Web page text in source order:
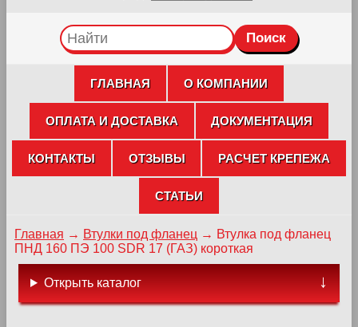
ГЛАВНАЯ О КОМПАНИИ
ОПЛАТА И ДОСТАВКА ДОКУМЕНТАЦИЯ
КОНТАКТЫ ОТЗЫВЫ РАСЧЕТ КРЕПЕЖА
СТАТЬИ
Главная → Втулки под фланец → Втулка под фланец
ПНД 160 ПЭ 100 SDR 17 (ГАЗ) короткая
Открыть каталог